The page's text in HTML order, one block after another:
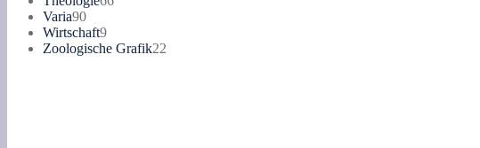
Varia9090
Produkte
Wirtschaft99
Produkte
Zoologische Grafik22